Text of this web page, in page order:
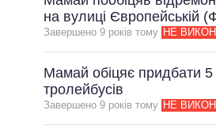
на вулиці Європейській
Завершено 9 рокiв тому НЕ
Мамай обіцяє придбати 5
тролейбусів
Завершено 9 рокiв тому НЕ